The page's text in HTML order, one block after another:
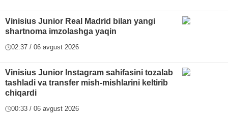
Vinisius Junior Real Madrid bilan yangi
shartnoma imzolashga yaqin
02:37 / 06 avgust 2026
Vinisius Junior Instagram sahifasini tozalab
tashladi va transfer mish-mishlarini keltirib
chiqardi
00:33 / 06 avgust 2026